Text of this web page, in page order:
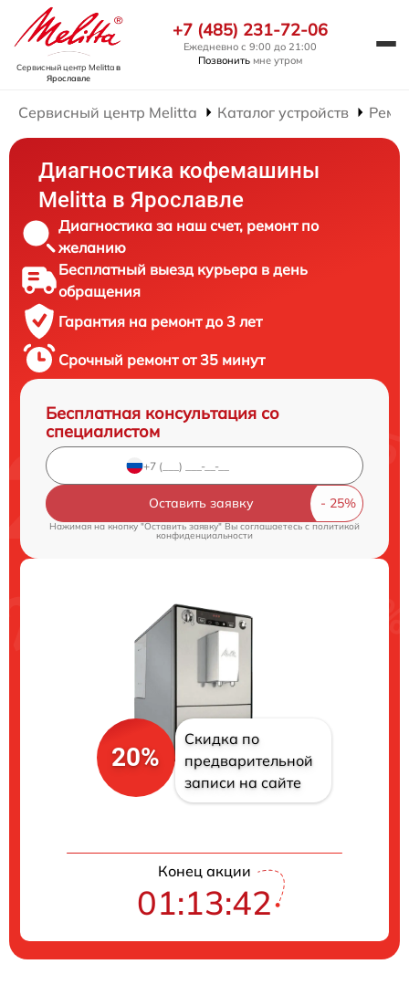
Сервисный центр Melittaв
Ярославле
+7 (485) 231-72-06
Ежедневно с 9:00 до 21:00
Позвонить мне утром
Сервисный центр Melitta Каталог устройств
Диагностика кофемашины
Melitta в Ярославле
Диагностика за наш счет, ремонт по
желанию
Бесплатный выезд курьера в день
обращения
Гарантия на ремонт до 3 лет
Срочный ремонт от 35 минут
Бесплатная консультация со
специалистом
Оставить заявку
Нажимая на кнопку "Оставить заявку" Вы соглашаетесь cполитикой
конфиденциальности
20%
Скидка по
предварительной
записи на сайте
Конец акции
01:13:42